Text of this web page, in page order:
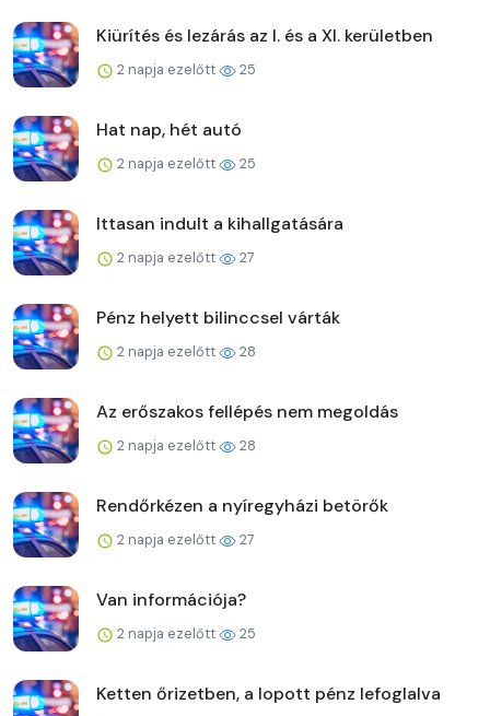
Kiürítés és lezárás az I. és a XI. kerületben
2 napja ezelőtt 25
Hat nap, hét autó
2 napja ezelőtt 25
Ittasan indult a kihallgatására
2 napja ezelőtt 27
Pénz helyett bilinccsel várták
2 napja ezelőtt 28
Az erőszakos fellépés nem megoldás
2 napja ezelőtt 28
Rendőrkézen a nyíregyházi betörők
2 napja ezelőtt 27
Van információja?
2 napja ezelőtt 25
Ketten őrizetben, a lopott pénz lefoglalva